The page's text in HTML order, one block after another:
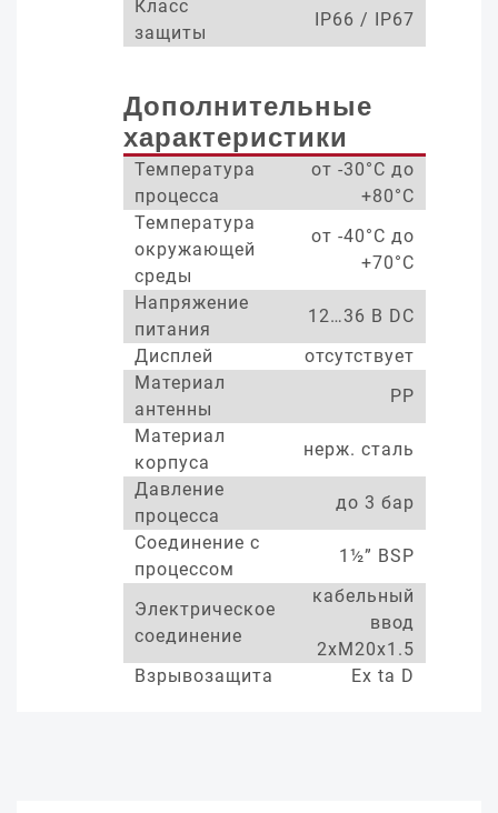
Класс
защиты
IP66 / IP67
Дополнительные
характеристики
Температура
процесса
от -30°С до
+80°С
Температура
окружающей
среды
от -40°С до
+70°С
Напряжение
питания
12…36 В DC
Дисплей
отсутствует
Материал
антенны
PP
Материал
корпуса
нерж. сталь
Давление
процесса
до 3 бар
Соединение с
процессом
1½” BSP
Электрическое
соединение
кабельный
ввод
2xM20x1.5
Взрывозащита
Ex ta D